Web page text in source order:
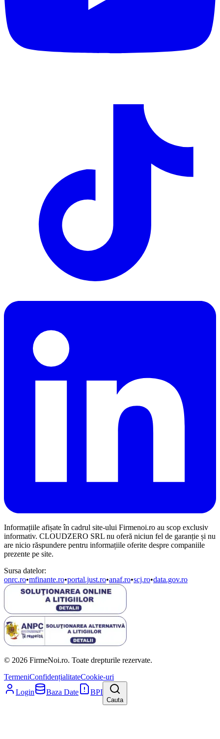
Informațiile afișate în cadrul site-ului Firmenoi.ro au scop exclusiv
informativ. CLOUDZERO SRL nu oferă niciun fel de garanție și nu
are nicio răspundere pentru informațiile oferite despre companiile
prezente pe site.
Sursa datelor:
onrc.ro•mfinante.ro•portal.just.ro•anaf.ro•scj.ro•data.gov.ro
© 2026 FirmeNoi.ro. Toate drepturile rezervate.
TermeniConfidențialitateCookie-uri
Login
Baza Date BPI
Cauta